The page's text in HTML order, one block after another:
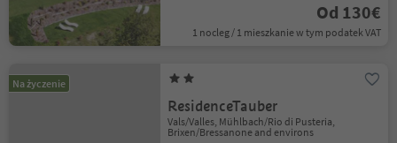
Od 130€
1 nocleg / 1 mieszkanie w tym podatek VAT
Na życzenie
ResidenceTauber
Vals/Valles, Mühlbach/Rio di Pusteria,
Brixen/Bressanone and environs